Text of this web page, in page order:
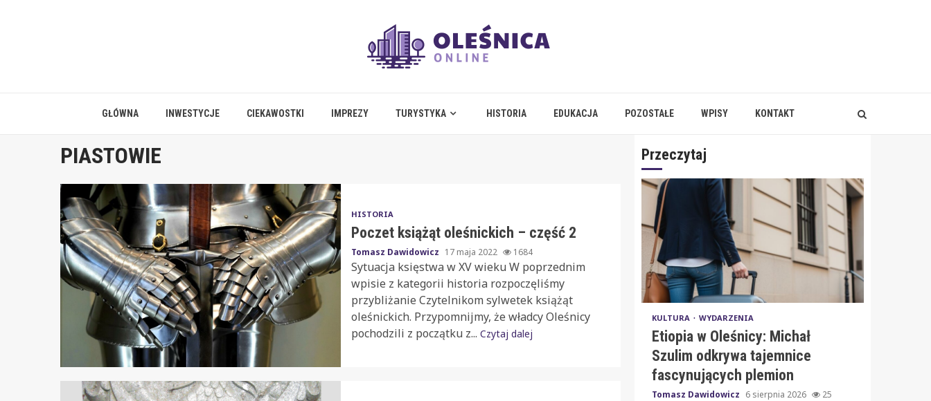
GŁÓWNA INWESTYCJE CIEKAWOSTKI IMPREZY TURYSTYKA HISTORIA EDUKACJA POZOSTAŁE WPISY KONTAKT
PIASTOWIE
HISTORIA
Poczet książąt oleśnickich – część 2
Tomasz Dawidowicz 17 maja 2022 1684
Sytuacja księstwa w XV wieku W poprzednim
wpisie z kategorii historia rozpoczęliśmy
przybliżanie Czytelnikom sylwetek książąt
oleśnickich. Przypomnijmy, że władcy Oleśnicy
pochodzili z początku z... Czytaj dalej
Przeczytaj
KULTURA WYDARZENIA
Etiopia w Oleśnicy: Michał
Szulim odkrywa tajemnice
fascynujących plemion
Tomasz Dawidowicz 6 sierpnia 2026 25